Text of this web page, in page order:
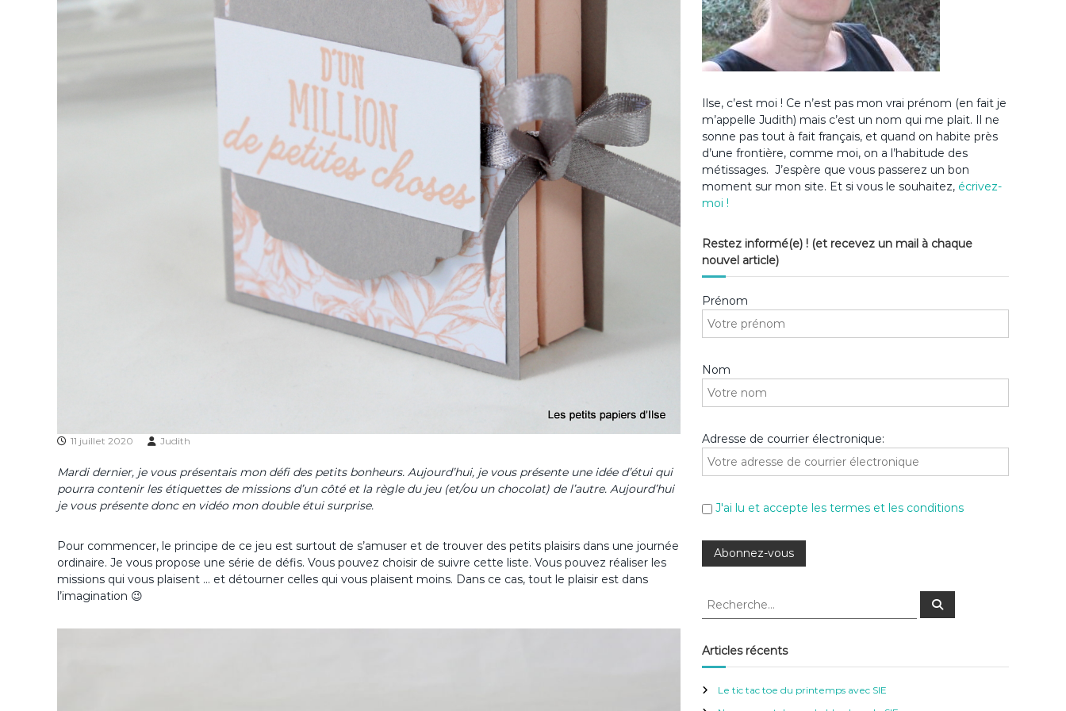
11 juillet 2020 Judith
Mardi dernier, je vous présentais mon défi des petits bonheurs. Aujourd’hui, je vous présente une idée d’étui qui
pourra contenir les étiquettes de missions d’un côté et la règle du jeu (et/ou un chocolat) de l’autre. Aujourd’hui
je vous présente donc en vidéo mon double étui surprise.
Pour commencer, le principe de ce jeu est surtout de s’amuser et de trouver des petits plaisirs dans une journée
ordinaire. Je vous propose une série de défis. Vous pouvez choisir de suivre cette liste. Vous pouvez réaliser les
missions qui vous plaisent … et détourner celles qui vous plaisent moins. Dans ce cas, tout le plaisir est dans
l’imagination 😉
Ilse, c’est moi ! Ce n’est pas mon vrai prénom (en fait je
m’appelle Judith) mais c’est un nom qui me plait. Il ne
sonne pas tout à fait français, et quand on habite près
d’une frontière, comme moi, on a l’habitude des
métissages. J’espère que vous passerez un bon
moment sur mon site. Et si vous le souhaitez, écrivez-
moi !
Restez informé(e) ! (et recevez un mail à chaque
nouvel article)
Prénom
Nom
Adresse de courrier électronique:
J'ai lu et accepte les termes et les conditions
R
h
e
c
R
c
Articles récents
Le tic tac toe du printemps avec SIE